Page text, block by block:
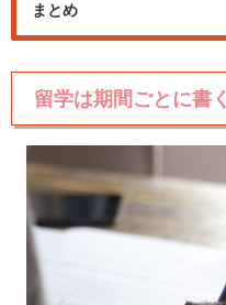
まとめ
留学は期間ごとに書